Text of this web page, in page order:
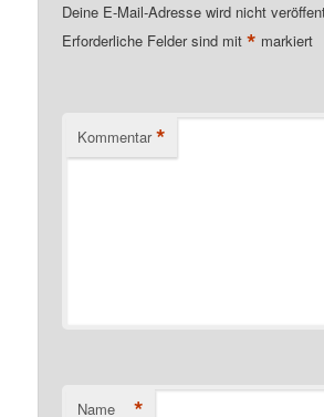
Deine E-Mail-Adresse wird nicht
Erforderliche Felder sind mit* markiert
Kommentar *
Name *